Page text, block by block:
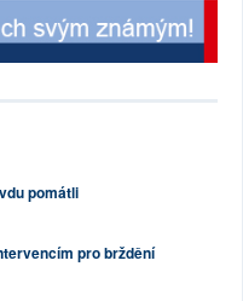
pomátli
pro brždění